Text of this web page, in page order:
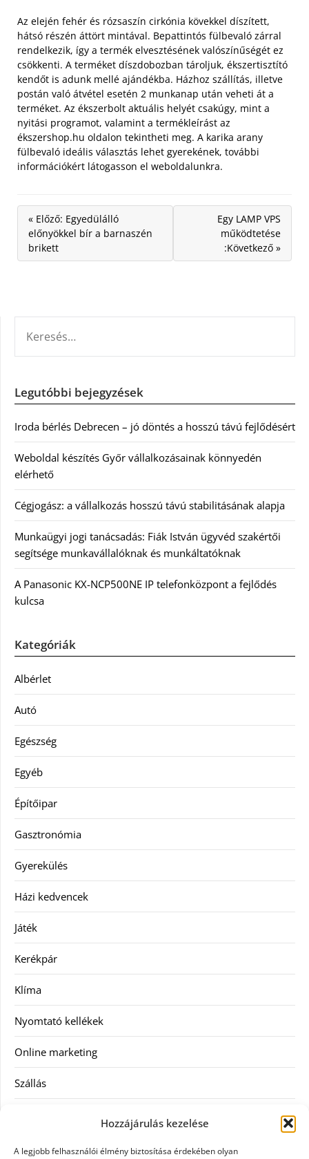
Hozzájárulás kezelése
A legjobb felhasználói élmény biztosítása érdekében olyan
Az elején fehér és rózsaszín cirkónia kövekkel díszített,
hátsó részén áttört mintával. Bepattintós fülbevaló zárral
rendelkezik, így a termék elvesztésének valószínűségét ez
csökkenti. A terméket díszdobozban tároljuk, ékszertisztító
kendőt is adunk mellé ajándékba. Házhoz szállítás, illetve
postán való átvétel esetén 2 munkanap után veheti át a
terméket. Az ékszerbolt aktuális helyét csakúgy, mint a
nyitási programot, valamint a termékleírást az
ékszershop.hu oldalon tekintheti meg. A karika arany
fülbevaló ideális választás lehet gyerekének, további
információkért látogasson el weboldalunkra.
« Előző: Egyedülálló
előnyökkel bír a barnaszén
brikett
Egy LAMP VPS
működtetése
:Következő »
Legutóbbi bejegyzések
Iroda bérlés Debrecen – jó döntés a hosszú távú fejlődésért
Weboldal készítés Győr vállalkozásainak könnyedén
elérhető
Cégjogász: a vállalkozás hosszú távú stabilitásának alapja
Munkaügyi jogi tanácsadás: Fiák István ügyvéd szakértői
segítsége munkavállalóknak és munkáltatóknak
A Panasonic KX-NCP500NE IP telefonközpont a fejlődés
kulcsa
Kategóriák
Albérlet
Autó
Egészség
Egyéb
Építőipar
Gasztronómia
Gyerekülés
Házi kedvencek
Játék
Kerékpár
Klíma
Nyomtató kellékek
Online marketing
Szállás
Szellőztető